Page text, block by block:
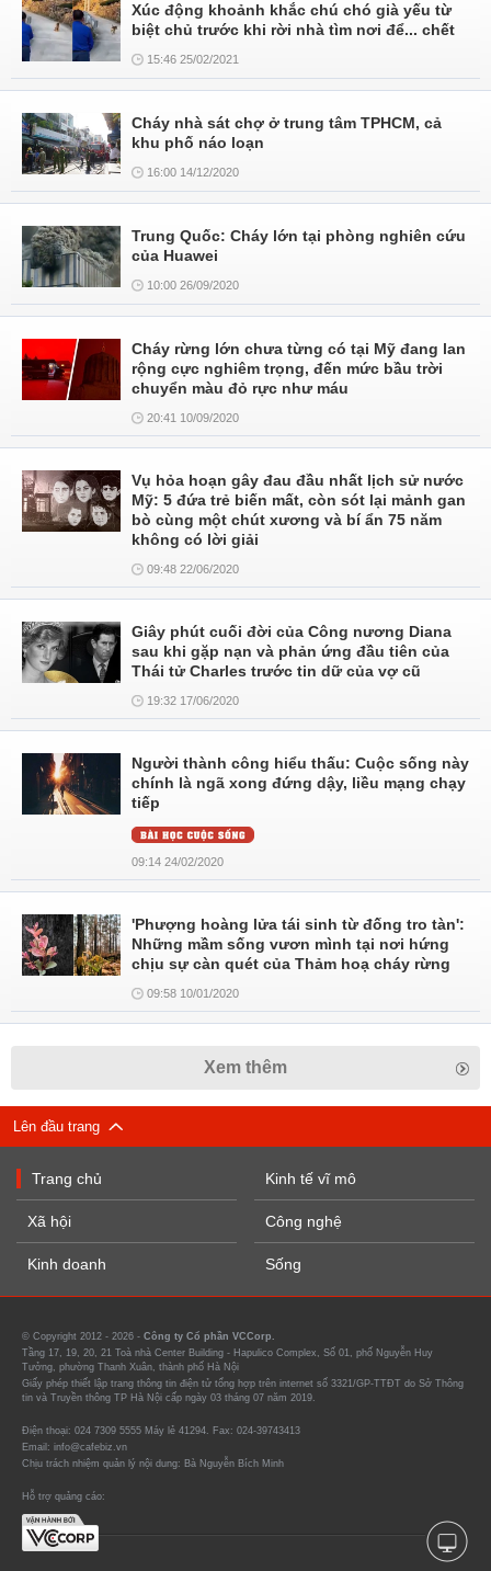
Xúc động khoảnh khắc chú chó già yếu từ
biệt chủ trước khi rời nhà tìm nơi để... chết
15:46 25/02/2021
Cháy nhà sát chợ ở trung tâm TPHCM, cả
khu phố náo loạn
16:00 14/12/2020
Trung Quốc: Cháy lớn tại phòng nghiên cứu
của Huawei
10:00 26/09/2020
Cháy rừng lớn chưa từng có tại Mỹ đang lan
rộng cực nghiêm trọng, đến mức bầu trời
chuyển màu đỏ rực như máu
20:41 10/09/2020
Vụ hỏa hoạn gây đau đầu nhất lịch sử nước
Mỹ: 5 đứa trẻ biến mất, còn sót lại mảnh gan
bò cùng một chút xương và bí ẩn 75 năm
không có lời giải
09:48 22/06/2020
Giây phút cuối đời của Công nương Diana
sau khi gặp nạn và phản ứng đầu tiên của
Thái tử Charles trước tin dữ của vợ cũ
19:32 17/06/2020
Người thành công hiểu thấu: Cuộc sống này
chính là ngã xong đứng dậy, liều mạng chạy
tiếp
09:14 24/02/2020
'Phượng hoàng lửa tái sinh từ đống tro tàn':
Những mầm sống vươn mình tại nơi hứng
chịu sự càn quét của Thảm hoạ cháy rừng
09:58 10/01/2020
Xem thêm
Lên đầu trang
Trang chủ
Xã hội
Kinh doanh
Kinh tế vĩ mô
Công nghệ
Sống
© Copyright 2012 - 2026 - Công ty Cổ phần VCCorp.
Tầng 17, 19, 20, 21 Toà nhà Center Building - Hapulico Complex, Số 01, phố Nguyễn Huy
Tưởng, phường Thanh Xuân, thành phố Hà Nội
Giấy phép thiết lập trang thông tin điện tử tổng hợp trên internet số 3321/GP-TTĐT do Sở Thông
tin và Truyền thông TP Hà Nội cấp ngày 03 tháng 07 năm 2019.
Điện thoại: 024 7309 5555 Máy lẻ 41294. Fax: 024-39743413
Email: info@cafebiz.vn
Chịu trách nhiệm quản lý nội dung: Bà Nguyễn Bích Minh
Hỗ trợ quảng cáo: